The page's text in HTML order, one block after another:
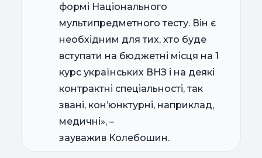
формі Національного
мультипредметного тесту. Він є
необхідним для тих, хто буде
вступати на бюджетні місця на 1
курс українських ВНЗ і на деякі
контрактні спеціальності, так
звані, кон’юнктурні, наприклад,
медичні», –
зауважив Колебошин.